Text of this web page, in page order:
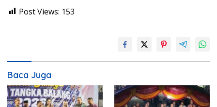
Post Views: 153
Baca Juga